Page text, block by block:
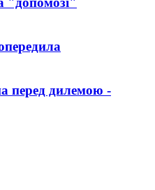
перед дилемою -